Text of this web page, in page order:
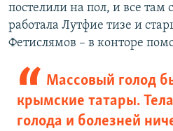
постелили на пол, и все там
работала Лутфие тизе и
Фетислямов – в конторе
Массовый голод
крымские татары.
голода и болезней